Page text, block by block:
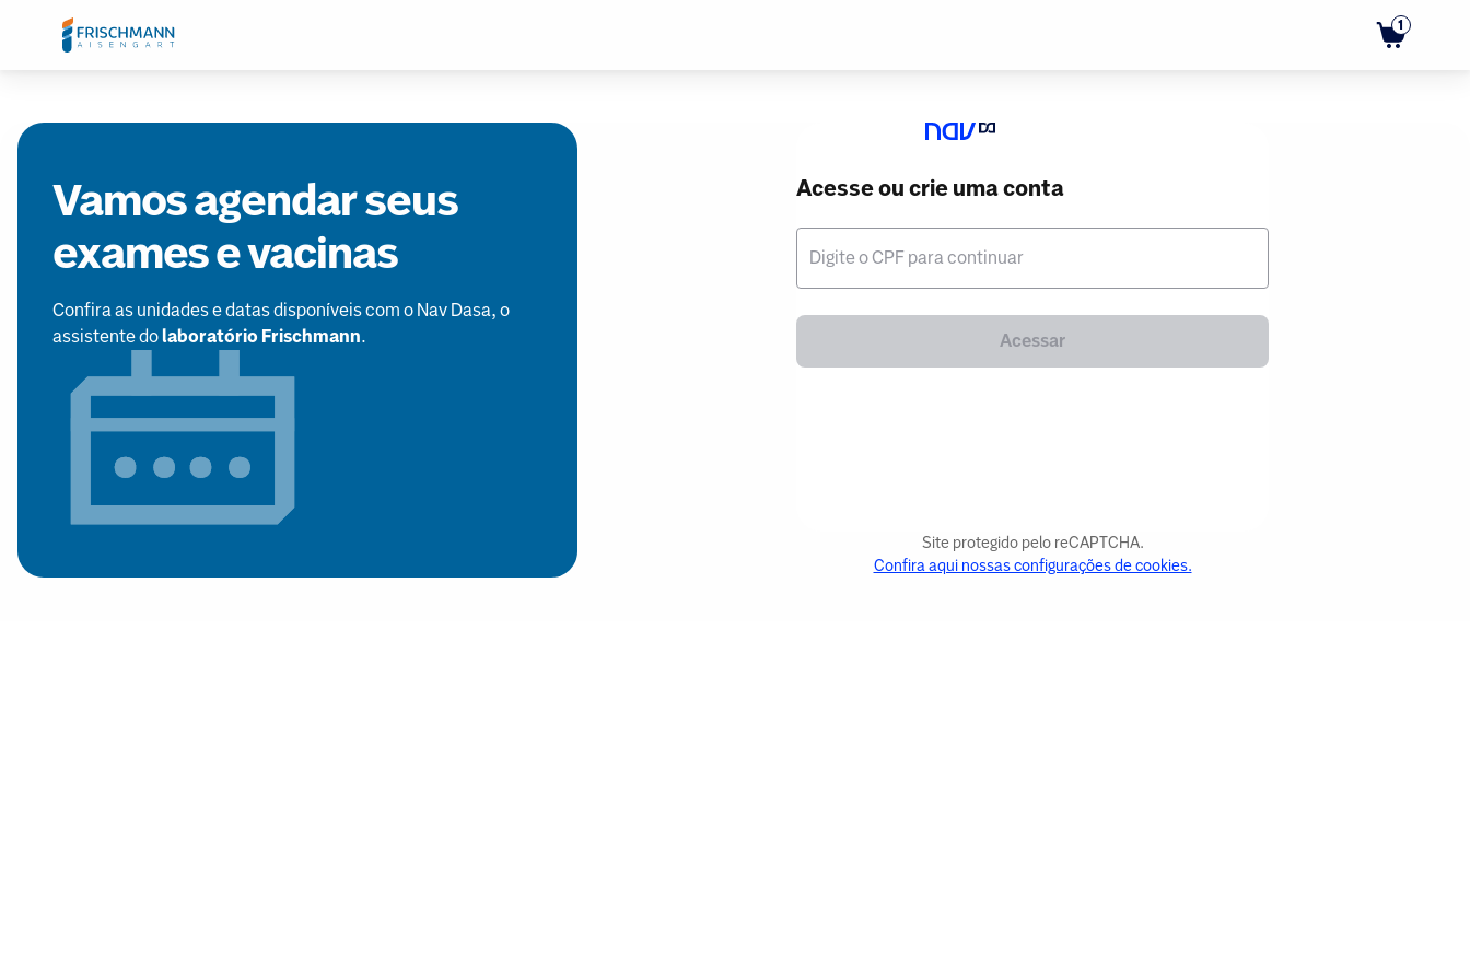
1
Vamos agendar seus
exames e vacinas
Confira as unidades e datas disponíveis com o Nav Dasa, o
assistente dolaboratório Frischmann.
Acesse ou crie uma conta
Digite o CPF para continuar
Acessar
Site protegido pelo reCAPTCHA.
Confira aqui nossas configurações de cookies.